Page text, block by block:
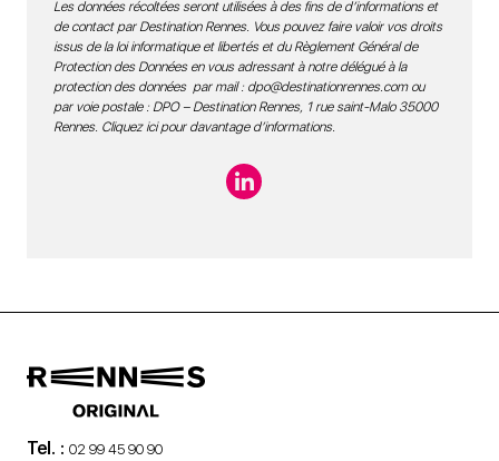
Les données récoltées seront utilisées à des fins de d’informations et
de contact par Destination Rennes. Vous pouvez faire valoir vos droits
issus de la loi informatique et libertés et du Règlement Général de
Protection des Données en vous adressant à notre délégué à la
protection des données par mail : dpo@destinationrennes.comou
par voie postale : DPO – Destination Rennes, 1 rue saint-Malo 35000
Rennes. Cliquez ici pour davantage d’informations.
Tel. : 02 99 45 90 90